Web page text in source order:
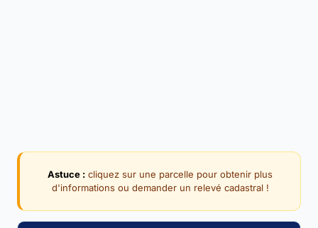
Astuce : cliquez sur une parcelle pour obtenir plus
d'informations ou demander un relevé cadastral !